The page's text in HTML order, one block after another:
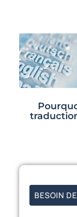
BESOIN